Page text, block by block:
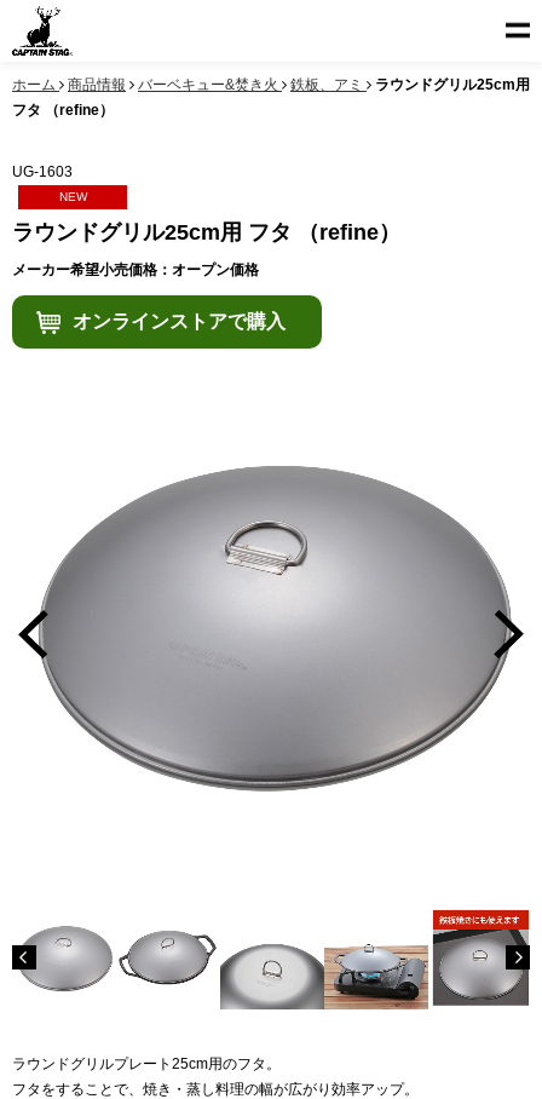
ホーム 商品情報 バーベキュー&焚き火 鉄板、アミ
ラウンドグリル25cm用
フタ （refine）
UG-1603
NEW
ラウンドグリル25cm用 フタ （refine）
メーカー希望小売価格：オープン価格
オンラインストアで購入
ラウンドグリルプレート25cm用のフタ。
フタをすることで、焼き・蒸し料理の幅が広がり効率アップ。